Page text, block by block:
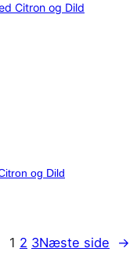
og Dild
1 2 3Næste side →